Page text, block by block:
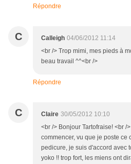
Répondre
C Calleigh 04/06/2012 11:14
<br /> Trop mimi, mes pieds à
beau travail ^^<br />
Répondre
C Claire 30/05/2012 10:10
<br /> Bonjour Tartofraise! <br /
commencer, vu que je poste ce
pedicure, je suis d'accord avec
yoko !! trop fort, les miens ont